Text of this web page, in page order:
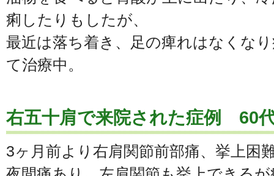
痢したりもしたが、
最近は落ち着き、足の痺れはなくな
て治療中。
右五十肩で来院された症例 60
3ヶ月前より右肩関節前部痛、挙上困